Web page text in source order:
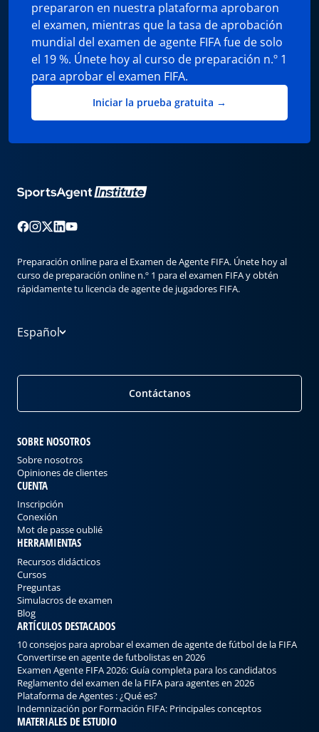
prepararon en nuestra plataforma aprobaron
el examen, mientras que la tasa de aprobación
mundial del examen de agente FIFA fue de solo
el 19 %. Únete hoy al curso de preparación n.º 1
para aprobar el examen FIFA.
Iniciar la prueba gratuita →
Preparación online para el Examen de Agente FIFA. Únete hoy al
curso de preparación online n.º 1 para el examen FIFA y obtén
rápidamente tu licencia de agente de jugadores FIFA.
Español
Contáctanos
SOBRE NOSOTROS
Sobre nosotros
Opiniones de clientes
CUENTA
Inscripción
Conexión
Mot de passe oublié
HERRAMIENTAS
Recursos didácticos
Cursos
Preguntas
Simulacros de examen
Blog
ARTÍCULOS DESTACADOS
10 consejos para aprobar el examen de agente de fútbol de la FIFA
Convertirse en agente de futbolistas en 2026
Examen Agente FIFA 2026: Guía completa para los candidatos
Reglamento del examen de la FIFA para agentes en 2026
Plataforma de Agentes : ¿Qué es?
Indemnización por Formación FIFA: Principales conceptos
MATERIALES DE ESTUDIO